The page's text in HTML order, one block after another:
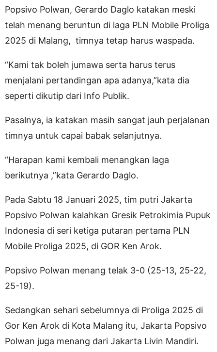
Popsivo Polwan, Gerardo Daglo katakan meski
telah menang beruntun di laga PLN Mobile Proliga
2025 di Malang, timnya tetap harus waspada.
“Kami tak boleh jumawa serta harus terus
menjalani pertandingan apa adanya,”kata dia
seperti dikutip dari Info Publik.
Pasalnya, ia katakan masih sangat jauh perjalanan
timnya untuk capai babak selanjutnya.
“Harapan kami kembali menangkan laga
berikutnya ,”kata Gerardo Daglo.
Pada Sabtu 18 Januari 2025, tim putri Jakarta
Popsivo Polwan kalahkan Gresik Petrokimia Pupuk
Indonesia di seri ketiga putaran pertama PLN
Mobile Proliga 2025, di GOR Ken Arok.
Popsivo Polwan menang telak 3-0 (25-13, 25-22,
25-19).
Sedangkan sehari sebelumnya di Proliga 2025 di
Gor Ken Arok di Kota Malang itu, Jakarta Popsivo
Polwan juga menang dari Jakarta Livin Mandiri.